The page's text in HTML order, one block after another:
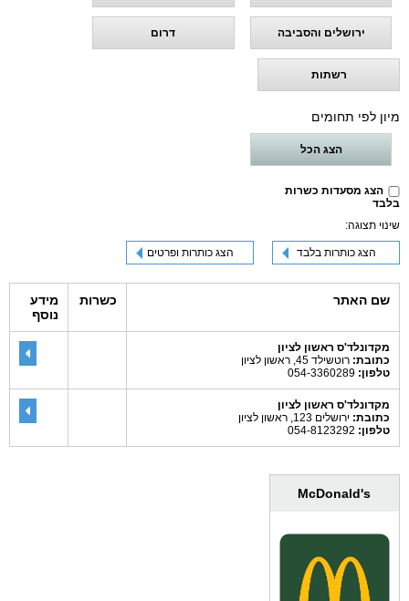
ירושלים והסביבה דרום
רשתות
מיון לפי תחומים
הצג הכל
הצג מסעדות כשרות
בלבד
שינוי תצוגה:
הצג כותרות בלבד הצג כותרות ופרטים
שם האתר כשרות
מידע
נוסף
מקדונלד'ס ראשון לציון
כתובת: רוטשילד 45, ראשון לציון
טלפון:
מקדונלד'ס ראשון לציון
כתובת: ירושלים 123, ראשון לציון
טלפון:
McDonald's